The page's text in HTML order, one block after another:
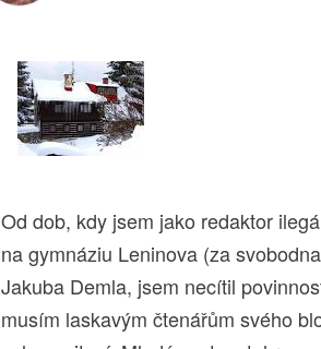
Od dob, kdy jsem jako redaktor
na gymnáziu Leninova (za
Jakuba Demla, jsem necítil
musím laskavým čtenářům svého